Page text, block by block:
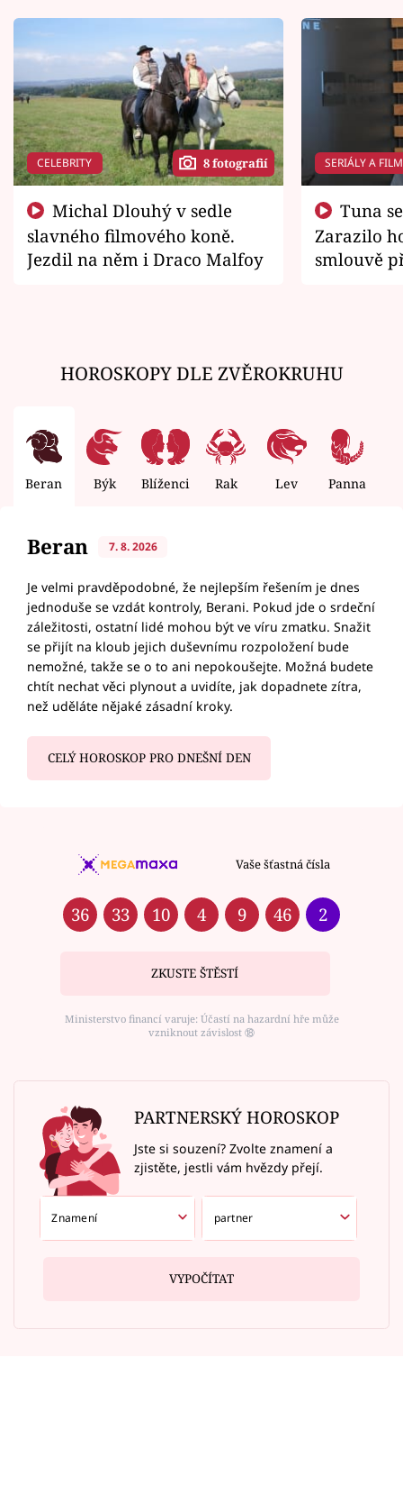
CELEBRITY 8 fotografií
slavného filmového koně.
Jezdil na něm i Draco Malfoy
SERIÁLY A
Zarazilo
smlouvě
HOROSKOPY DLE ZVĚROKRUHU
Beran Býk Blíženci Rak Lev Panna
Beran 7. 8. 2026
Je velmi pravděpodobné, že nejlepším řešením je dnes
jednoduše se vzdát kontroly, Berani. Pokud jde o srdeční
záležitosti, ostatní lidé mohou být ve víru zmatku. Snažit
se přijít na kloub jejich duševnímu rozpoložení bude
nemožné, takže se o to ani nepokoušejte. Možná budete
chtít nechat věci plynout a uvidíte, jak dopadnete zítra,
než uděláte nějaké zásadní kroky.
CELÝ HOROSKOP PRO DNEŠNÍ DEN
Vaše šťastná čísla
36 33 10 4 9 46 2
ZKUSTE ŠTĚSTÍ
Ministerstvo financí varuje: Účastí na hazardní hře může
vzniknout závislost ⑱
PARTNERSKÝ HOROSKOP
Jste si souzení? Zvolte znamení a
zjistěte, jestli vám hvězdy přejí.
VYPOČÍTAT